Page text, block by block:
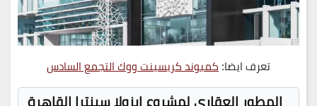
تعرف ايضا:كمبوند كريسينت ووك التجمع السادس